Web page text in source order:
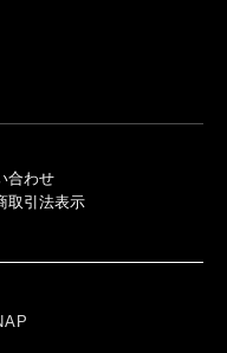
合わせ
取引法表示